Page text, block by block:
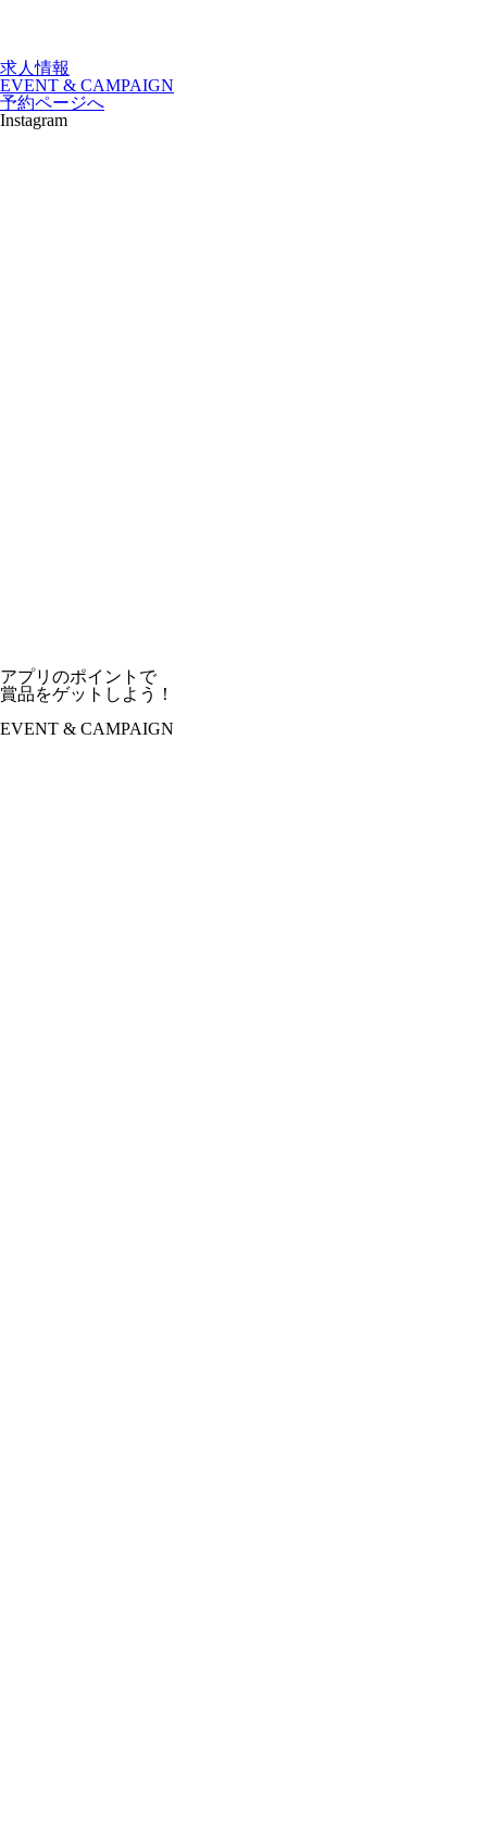
求人情報
EVENT & CAMPAIGN
予約ページへ
Instagram
アプリのポイントで
賞品をゲットしよう！
EVENT & CAMPAIGN